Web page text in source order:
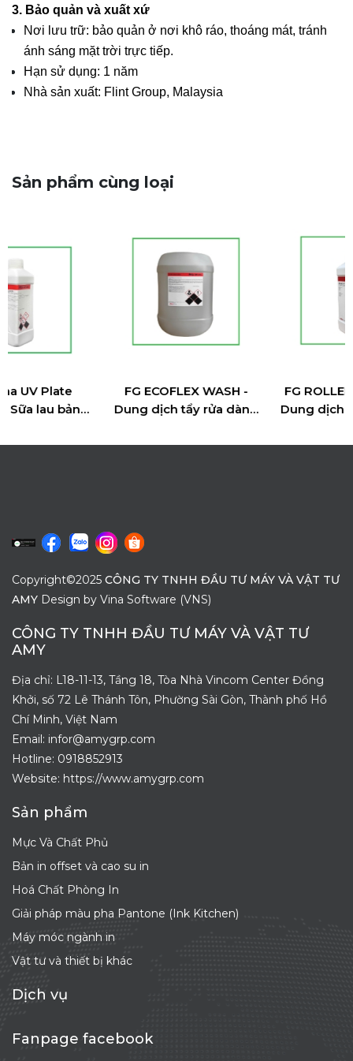
3. Bảo quản và xuất xứ
Nơi lưu trữ: bảo quản ở nơi khô ráo, thoáng mát, tránh
ánh sáng mặt trời trực tiếp.
Hạn sử dụng: 1 năm
Nhà sản xuất: Flint Group, Malaysia
Sản phẩm cùng loại
FG ECOFLEX WASH -
Dung dịch tẩy rửa dành
nước
FG ROLLER
Dung dịch bảo vệ trục
tải, phù hợp với mực
Copyright©2025 CÔNG TY TNHH ĐẦU TƯ MÁY VÀ VẬT TƯ
AMY Design by Vina Software (VNS)
CÔNG TY TNHH ĐẦU TƯ MÁY VÀ VẬT TƯ
AMY
Địa chỉ: L18-11-13, Tầng 18, Tòa Nhà Vincom Center Đồng
Khởi, số 72 Lê Thánh Tôn, Phường Sài Gòn, Thành phố Hồ
Chí Minh, Việt Nam
Email: infor@amygrp.com
Hotline: 0918852913
Website: https://www.amygrp.com
Sản phẩm
Mực Và Chất Phủ
Bản in offset và cao su in
Hoá Chất Phòng In
Giải pháp màu pha Pantone (Ink Kitchen)
Máy móc ngành in
Vật tư và thiết bị khác
Dịch vụ
Fanpage facebook